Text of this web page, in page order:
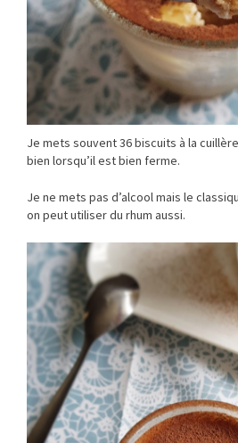
Je mets souvent 36 biscuits à la
bien lorsqu’il est bien ferme.
Je ne mets pas d’alcool mais le
on peut utiliser du rhum aussi.